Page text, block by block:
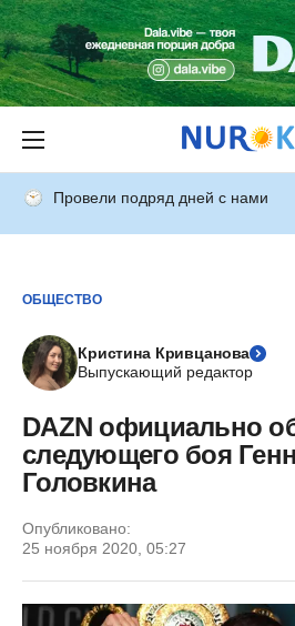
Провели подряд дней с нами
ОБЩЕСТВО
Кристина Кривцанова
Выпускающий редактор
DAZN официально
следующего боя
Головкина
Опубликовано:
25 ноября 2020, 05:27